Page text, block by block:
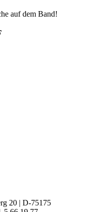
auf dem Band!
20 | D-75175